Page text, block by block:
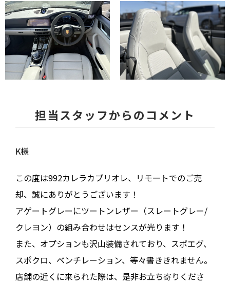
担当スタッフからのコメント
K様
この度は992カレラカブリオレ、リモートでのご売
却、誠にありがとうございます！
アゲートグレーにツートンレザー（スレートグレー/
クレヨン）の組み合わせはセンスが光ります！
また、オプションも沢山装備されており、スポエグ、
スポクロ、ベンチレーション、等々書ききれません。
店舗の近くに来られた際は、是非お立ち寄りくださ